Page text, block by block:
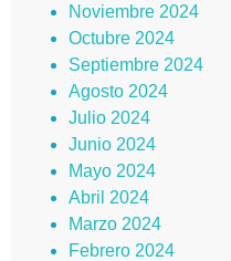
Noviembre 2024
Octubre 2024
Septiembre 2024
Agosto 2024
Julio 2024
Junio 2024
Mayo 2024
Abril 2024
Marzo 2024
Febrero 2024